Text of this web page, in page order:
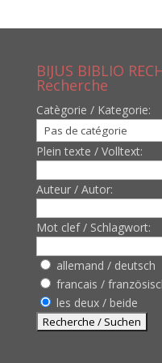
BIJUS BIBLIO
Recherche
Catègorie / Kategorie:
Plein texte / Volltext:
Auteur / Autor:
Mot clef / Schlagwort:
allemand / deutsch
francais /
les deux / beide